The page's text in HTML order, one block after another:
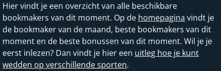
Hier vindt je een overzicht van alle beschikbare
bookmakers van dit moment. Op de homepagina vindt je
de bookmaker van de maand, beste bookmakers van dit
moment en de beste bonussen van dit moment. Wil je je
eerst inlezen? Dan vindt je hier een uitleg hoe je kunt
wedden op verschillende sporten.